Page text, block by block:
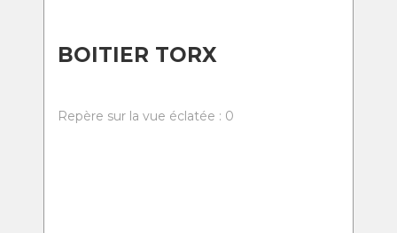
BOITIER TORX
Repère sur la vue éclatée : 0